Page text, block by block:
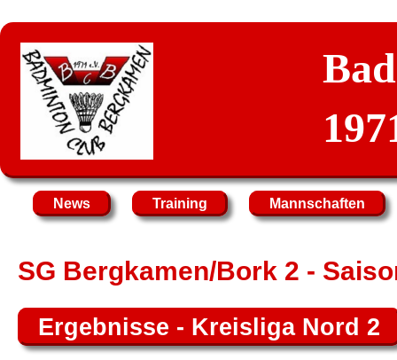
News Training Mannschaften
SG Bergkamen/Bork 2 -
Ergebnisse - Kreisliga Nord 2